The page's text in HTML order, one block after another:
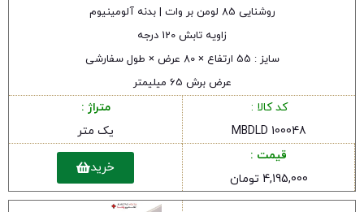
روشنایی 85 لومن بر وات | بدنه آلومینیوم
زاویه تابش 120 درجه
سایز : 55 ارتفاع × 80 عرض × طول سفارشی
عرض برش 65 میلیمتر
کد کالا :
MBDLD 100048
متراژ :
یک متر
قیمت :
4,195,000 تومان
خرید